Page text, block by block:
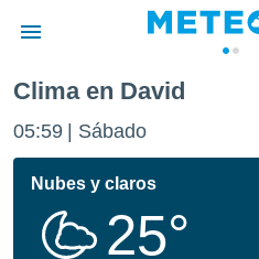
de
ha sido
Clima en David
05:59 Sábado
Nubes y claros
25°